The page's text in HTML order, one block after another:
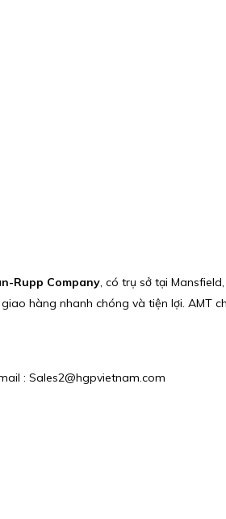
Rupp Company, có trụ sở tại
giao hàng nhanh chóng và tiện lợi. AMT
: Sales2@hgpvietnam.com